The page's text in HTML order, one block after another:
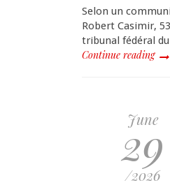
Selon un
Robert Casimir,
tribunal fédéral
Continue reading
June
29
/2026